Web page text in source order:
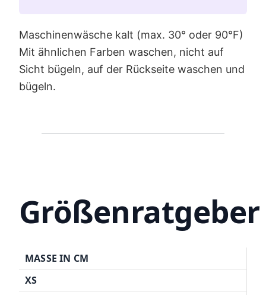
Maschinenwäsche kalt (max. 30° oder 90°F)
Mit ähnlichen Farben waschen, nicht auf
Sicht bügeln, auf der Rückseite waschen und
bügeln.
Größenratgeber
MASSE IN CM
XS